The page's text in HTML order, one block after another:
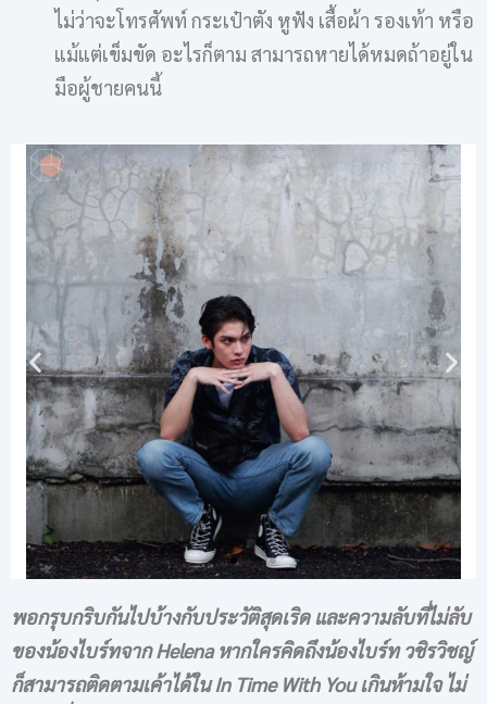
ไม่ว่าจะโทรศัพท์ กระเป๋าตัง หูฟัง เสื้อผ้า รองเท้า หรือ
แม้แต่เข็มขัด อะไรก็ตาม สามารถหายได้หมดถ้าอยู่ใน
มือผู้ชายคนนี้
พอกรุบกริบกันไปบ้างกับประวัติสุดเริด และความลับที่ไม่ลับ
ของน้องไบร์ทจาก Helena หากใครคิดถึงน้องไบร์ท วชิรวิชญ์
ก็สามารถติดตามเค้าได้ใน In Time With You เกินห้ามใจ ไม่